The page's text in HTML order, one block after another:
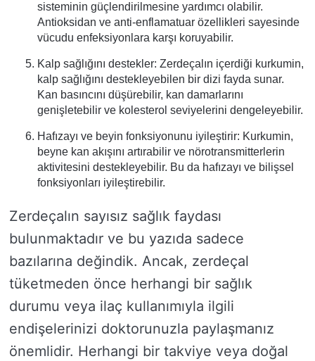
sisteminin güçlendirilmesine yardımcı olabilir.
Antioksidan ve anti-enflamatuar özellikleri sayesinde
vücudu enfeksiyonlara karşı koruyabilir.
Kalp sağlığını destekler: Zerdeçalın içerdiği kurkumin,
kalp sağlığını destekleyebilen bir dizi fayda sunar.
Kan basıncını düşürebilir, kan damarlarını
genişletebilir ve kolesterol seviyelerini dengeleyebilir.
Hafızayı ve beyin fonksiyonunu iyileştirir: Kurkumin,
beyne kan akışını artırabilir ve nörotransmitterlerin
aktivitesini destekleyebilir. Bu da hafızayı ve bilişsel
fonksiyonları iyileştirebilir.
Zerdeçalın sayısız sağlık faydası
bulunmaktadır ve bu yazıda sadece
bazılarına değindik. Ancak, zerdeçal
tüketmeden önce herhangi bir sağlık
durumu veya ilaç kullanımıyla ilgili
endişelerinizi doktorunuzla paylaşmanız
önemlidir. Herhangi bir takviye veya doğal